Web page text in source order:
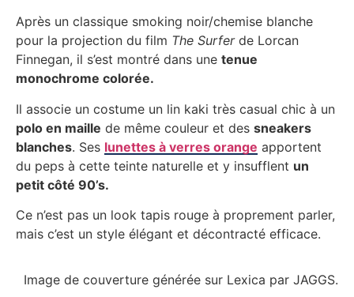
Après un classique smoking noir/chemise blanche
pour la projection du film The Surferde Lorcan
Finnegan, il s’est montré dans une tenue
monochrome colorée.
Il associe un costume un lin kaki très casual chic à un
polo en maille de même couleur et des sneakers
blanches. Ses lunettes à verres orange apportent
du peps à cette teinte naturelle et y insufflent un
petit côté 90’s.
Ce n’est pas un look tapis rouge à proprement parler,
mais c’est un style élégant et décontracté efficace.
Image de couverture générée sur Lexica par JAGGS.